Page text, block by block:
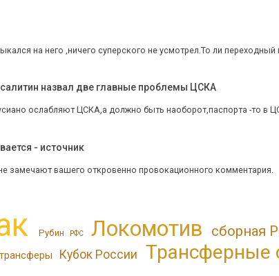
на него ,ничего суперского не усмотрел.То ли переходный
назвал две главные проблемы ЦСКА
ослабляют ЦСКА,а должно быть наоборот,паспорта -то в
- источник
замечают вашего откровенно провокационного комментария.
Рубин РФС Локомотив сборная
Кубок России Трансферные